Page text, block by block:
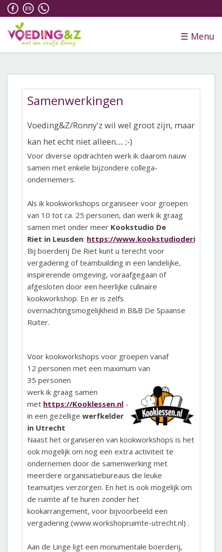
☰ Menu
Samenwerkingen
Voeding&Z/Ronny'z wil wel groot zijn, maar
kan het echt niet alleen..... ;-)
Voor diverse opdrachten werk ik daarom nauw
samen met enkele bijzondere collega-
ondernemers.
Als ik kookworkshops organiseer voor groepen
van 10 tot ca. 25 personen, dan werk ik graag
samen met onder meer Kookstudio De
Riet in Leusden: https://www.kookstudioderiet.nl/
Bij boerderij De Riet kunt u terecht voor
vergadering of teambuilding in een landelijke,
inspirerende omgeving, voraafgegaan of
afgesloten door een heerlijke culinaire
kookworkshop. En er is zelfs
overnachtingsmogelijkheid in B&B De Spaanse
Ruiter.
Voor kookworkshops voor groepen vanaf
12 personen met een maximum van
35 personen
werk ik graag samen
met https://Kooklessen.nl -
in een gezellige werfkelder
in Utrecht
Naast het organiseren van kookworkshops is het
ook mogelijk om nog een extra activiteit te
ondernemen door de samenwerking met
meerdere organisatiebureaus die leuke
teamuitjes verzorgen. En het is ook mogelijk om
de ruimte af te huren zonder het
kookarrangement, voor bijvoorbeeld een
vergadering (www.workshopruimte-utrecht.nl) .
Aan de Linge ligt een monumentale boerderij,